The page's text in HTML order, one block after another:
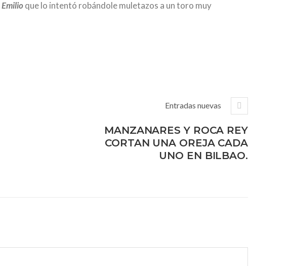
Emilioque lo intentó robándole muletazos a un toro muy
Entradas nuevas
MANZANARES Y ROCA REY
CORTAN UNA OREJA CADA
UNO EN BILBAO.